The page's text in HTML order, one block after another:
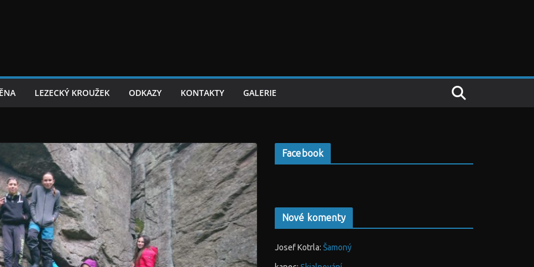
LEZECKÝ KROUŽEK ODKAZY KONTAKTY GALERIE
Facebook
Nové komenty
Josef Kotrla: Šamoný